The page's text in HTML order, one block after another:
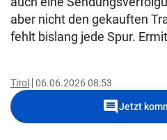
aber nicht den gekauften
fehlt bislang jede Spur.
Tirol 06.06.2026 08:53
commentJetzt